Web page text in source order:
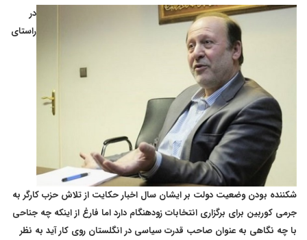
در
راستای
شکننده بودن وضعیت دولت بر ایشان سال اخبار حکایت از تلاش حزب کارگر به
جرمی کوربین برای برگزاری انتخابات زودهنگام دارد اما فارغ از اینکه چه جناحی
با چه نگاهی به عنوان صاحب قدرت سیاسی در انگلستان روی کار آید به نظر